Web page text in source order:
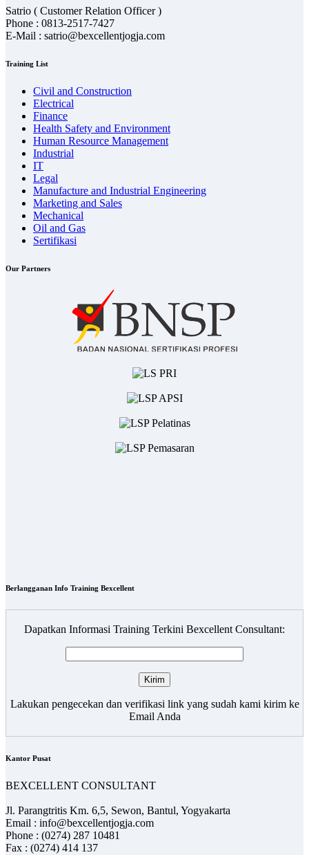
Satrio ( Customer Relation Officer )
Phone : 0813-2517-7427
E-Mail : satrio@bexcellentjogja.com
Training List
Civil and Construction
Electrical
Finance
Health Safety and Environment
Human Resource Management
Industrial
IT
Legal
Manufacture and Industrial Engineering
Marketing and Sales
Mechanical
Oil and Gas
Sertifikasi
Our Partners
Berlangganan Info Training Bexcellent
Dapatkan Informasi Training Terkini Bexcellent Consultant:
Lakukan pengecekan dan verifikasi link yang sudah kami kirim ke
Email Anda
Kantor Pusat
BEXCELLENT CONSULTANT
Jl. Parangtritis Km. 6,5, Sewon, Bantul, Yogyakarta
Email : info@bexcellentjogja.com
Phone : (0274) 287 10481
Fax : (0274) 414 137